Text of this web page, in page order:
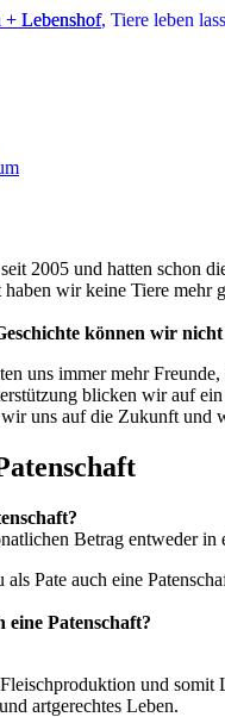
2005 und hatten schon
wir keine Tiere mehr
können wir
uns immer mehr
blicken wir auf
uns auf die Zukunft und
Betrag entweder
Pate auch eine
eine Patenschaft?
und somit
artgerechtes Leben.